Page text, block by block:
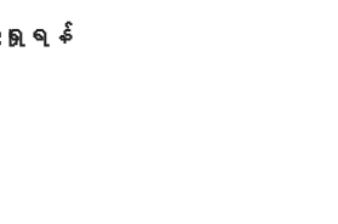
ည့်ရှုရန်